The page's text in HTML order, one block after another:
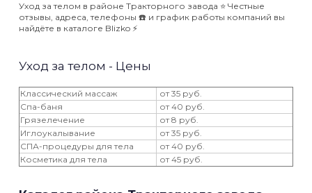
Уход за телом в районе Тракторного завода ⭐️ Честные
отзывы, адреса, телефоны ☎️ и график работы компаний вы
найдёте в каталоге Blizko ⚡️
Уход за телом - Цены
Классический массаж
от 35 руб.
Спа-баня
от 40 руб.
Грязелечение
от 8 руб.
Иглоукалывание
от 35 руб.
СПА-процедуры для тела
от 40 руб.
Косметика для тела
от 45 руб.